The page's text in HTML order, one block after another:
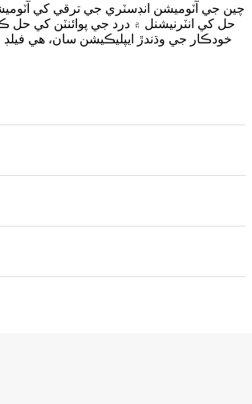
چين جي آٽوميشن انڊسٽري جي ترقي کي
حل کي انٽرنيشنل ۾ درد جي پوائنٽن کي حل
خودڪار جي وڌندڙ ايپليڪيشن سان، هي